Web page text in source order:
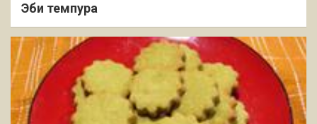
Эби темпура